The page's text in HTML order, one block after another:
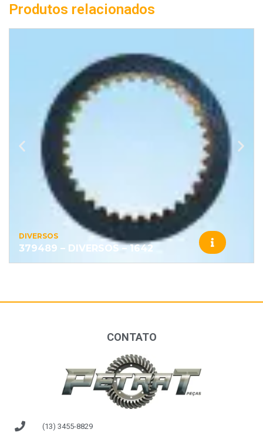
Produtos relacionados
DIVERSOS
379489 – DIVERSOS – 1642
CONTATO
(13) 3455-8829